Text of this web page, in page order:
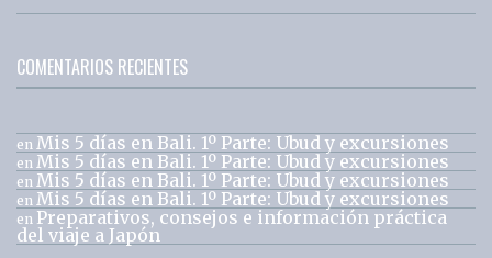
COMENTARIOS RECIENTES
en Mis 5 días en Bali. 1º Parte: Ubud y excursiones
en Mis 5 días en Bali. 1º Parte: Ubud y excursiones
en Mis 5 días en Bali. 1º Parte: Ubud y excursiones
en Mis 5 días en Bali. 1º Parte: Ubud y excursiones
en Preparativos, consejos e información práctica
del viaje a Japón